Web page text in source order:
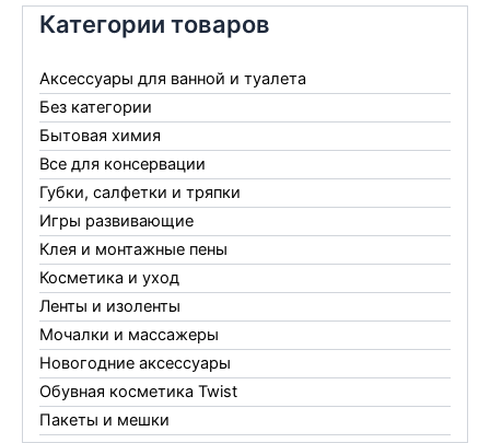
Категории товаров
Аксессуары для ванной и туалета
Без категории
Бытовая химия
Все для консервации
Губки, салфетки и тряпки
Игры развивающие
Клея и монтажные пены
Косметика и уход
Ленты и изоленты
Мочалки и массажеры
Новогодние аксессуары
Обувная косметика Twist
Пакеты и мешки